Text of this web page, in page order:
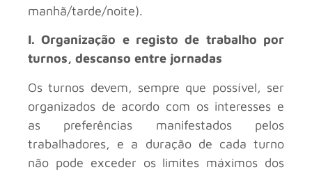
manhã/tarde/noite).
I. Organização e registo de trabalho por
turnos, descanso entre jornadas
Os turnos devem, sempre que possível, ser
organizados de acordo com os interesses e
as preferências manifestados pelos
trabalhadores, e a duração de cada turno
não pode exceder os limites máximos dos